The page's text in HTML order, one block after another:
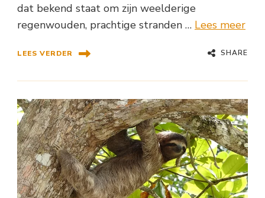
dat bekend staat om zijn weelderige
regenwouden, prachtige stranden … Lees meer
LEES VERDER SHARE